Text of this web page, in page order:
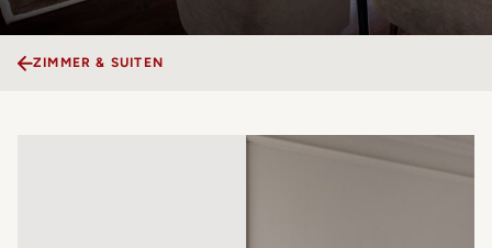
ZIMMER & SUITEN